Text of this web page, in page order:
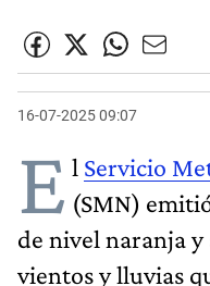
16-07-2025 09:07
E l Servicio
(SMN)
de nivel naranja
vientos y lluvias